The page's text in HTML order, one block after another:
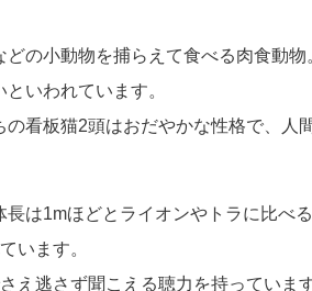
の小動物を捕らえて食べる肉食動物
いわれています。
看板猫2頭はおだやかな性格で、人
は1mほどとライオンやトラに比べ
います。
え逃さず聞こえる聴力を持っています